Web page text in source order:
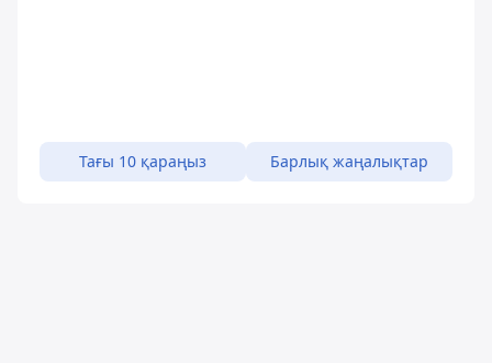
Тағы 10 қараңыз Барлық жаңалықтар